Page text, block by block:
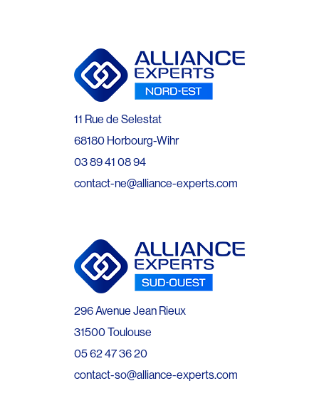
11 Rue de Selestat
68180 Horbourg-Wihr
03 89 41 08 94
contact-ne@alliance-experts.com
296 Avenue Jean Rieux
31500 Toulouse
05 62 47 36 20
contact-so@alliance-experts.com